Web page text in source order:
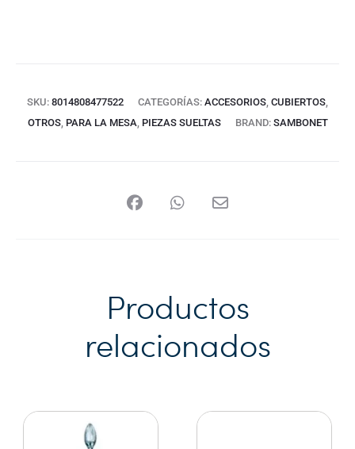
SKU: 8014808477522 CATEGORÍAS: ACCESORIOS, CUBIERTOS,
OTROS, PARA LA MESA, PIEZAS SUELTAS BRAND: SAMBONET
Productos
relacionados